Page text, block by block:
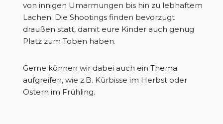
von innigen Umarmungen bis hin zu lebhaftem
Lachen. Die Shootings finden bevorzugt
draußen statt, damit eure Kinder auch genug
Platz zum Toben haben.
Gerne können wir dabei auch ein Thema
aufgreifen, wie z.B. Kürbisse im Herbst oder
Ostern im Frühling.